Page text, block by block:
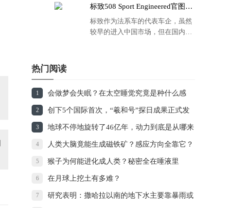
标致508 Sport Engineered官图发
标致作为法系车的代表车企，虽然
较早的进入中国市场，但在国内的
热门阅读
1 会做梦会失眠？在太空睡觉究竟是种什么感
觉？
2 创下5个国际首次，“羲和号”探日成果正式发
布
3 地球不停地旋转了46亿年，动力到底是从哪来
的？
4 人类大脑竟能生成磁铁矿？感应方向全靠它？
5 猴子为何能进化成人类？秘密全在唾液里
6 在月球上挖土有多难？
7 研究表明：撒哈拉以南的地下水主要靠暴雨或